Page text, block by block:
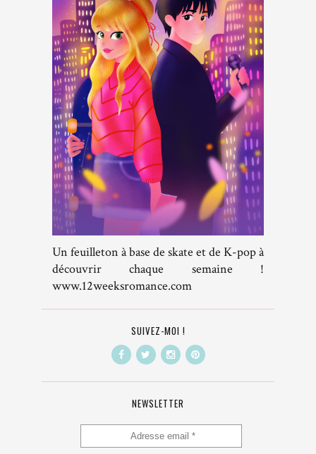
Un feuilleton à base de skate et de K-pop à
découvrir chaque semaine !
www.12weeksromance.com
SUIVEZ-MOI !
NEWSLETTER